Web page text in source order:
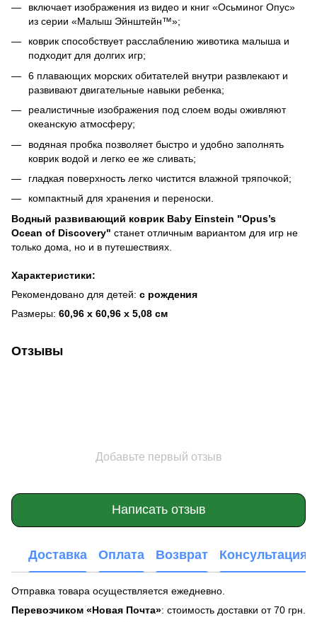
включает изображения из видео и книг «Осьминог Опус»
из серии «Малыш Эйнштейн™»;
коврик способствует расслаблению животика малыша и
подходит для долгих игр;
6 плавающих морских обитателей внутри развлекают и
развивают двигательные навыки ребенка;
реалистичные изображения под слоем воды оживляют
океанскую атмосферу;
водяная пробка позволяет быстро и удобно заполнять
коврик водой и легко ее же сливать;
гладкая поверхность легко чистится влажной тряпочкой;
компактный для хранения и переноски.
Водный развивающий коврик Baby Einstein "Opus’s
Ocean of Discovery" станет отличным вариантом для игр не
только дома, но и в путешествиях.
Характеристики:
Рекомендовано для детей: с рождения
Размеры: 60,96 x 60,96 x 5,08 см
Отзывы
Добавьте первый отзыв
Написать отзыв
Доставка Оплата Возврат Консультация
Отправка товара осуществляется ежедневно.
Перевозчиком «Новая Почта»: стоимость доставки от 70 грн.